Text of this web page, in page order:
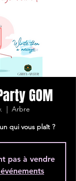
GOM
  |
Arbre
qui vous plaît ?
pas à vendre